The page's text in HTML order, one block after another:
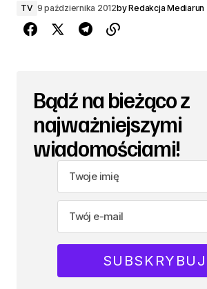
TV 9 października 2012byRedakcja Mediarun
Bądź na bieżąco z
najważniejszymi
wiadomościami!